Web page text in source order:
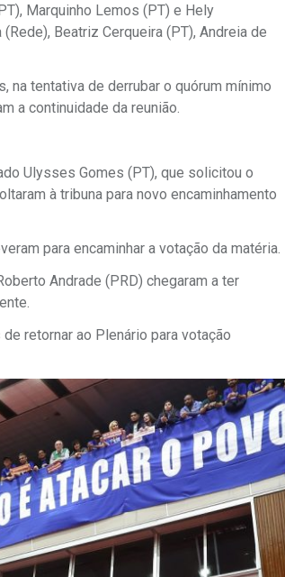
Marquinho Lemos (PT) e Hely
Beatriz Cerqueira (PT), Andreia de
na tentativa de derrubar o quórum mínimo
a continuidade da reunião.
Ulysses Gomes (PT), que solicitou o
à tribuna para novo encaminhamento
para encaminhar a votação da matéria.
Andrade (PRD) chegaram a ter
retornar ao Plenário para votação